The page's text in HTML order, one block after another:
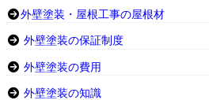
外壁塗装・屋根工事の屋根材
外壁塗装の保証制度
外壁塗装の費用
外壁塗装の知識